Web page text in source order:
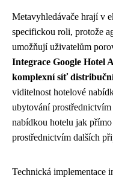
Metavyhledávače hrají v
specifickou roli, protože
umožňují uživatelům
Integrace Google Hotel
komplexní síť
viditelnost hotelové
ubytování prostřednictvím
nabídkou hotelu jak
prostřednictvím dalších
Technická implementace